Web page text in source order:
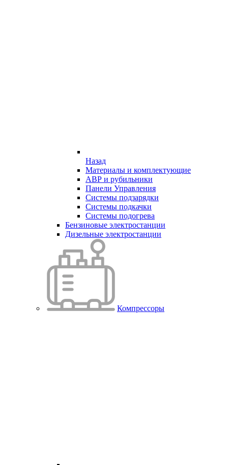
Назад
Материалы и комплектующие
АВР и рубильники
Панели Управления
Системы подзарядки
Системы подкачки
Системы подогрева
Бензиновые электростанции
Дизельные электростанции
Компрессоры